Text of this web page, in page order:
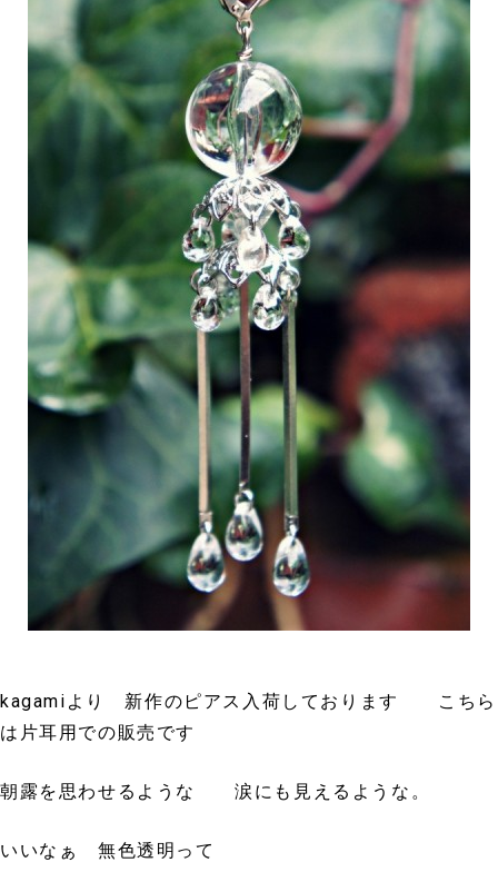
kagamiより 新作のピアス入荷しております こちら
は片耳用での販売です
朝露を思わせるような 涙にも見えるような。
いいなぁ 無色透明って